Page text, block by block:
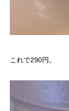
これで290円。